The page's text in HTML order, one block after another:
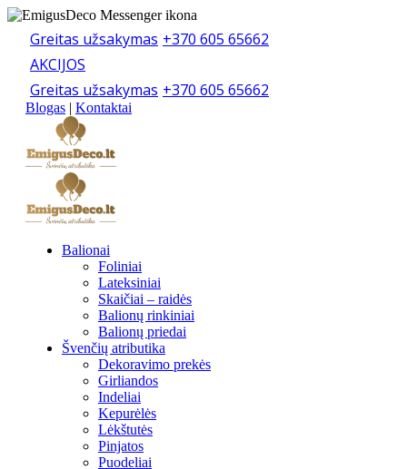
Greitas užsakymas +370 605 65662
AKCIJOS
Greitas užsakymas +370 605 65662
Blogas | Kontaktai
Balionai
Foliniai
Lateksiniai
Skaičiai – raidės
Balionų rinkiniai
Balionų priedai
Švenčių atributika
Dekoravimo prekės
Girliandos
Indeliai
Kepurėlės
Lėkštutės
Pinjatos
Puodeliai